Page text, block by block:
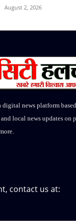
August 2, 2026
news platform
local news updates on
contact us at: